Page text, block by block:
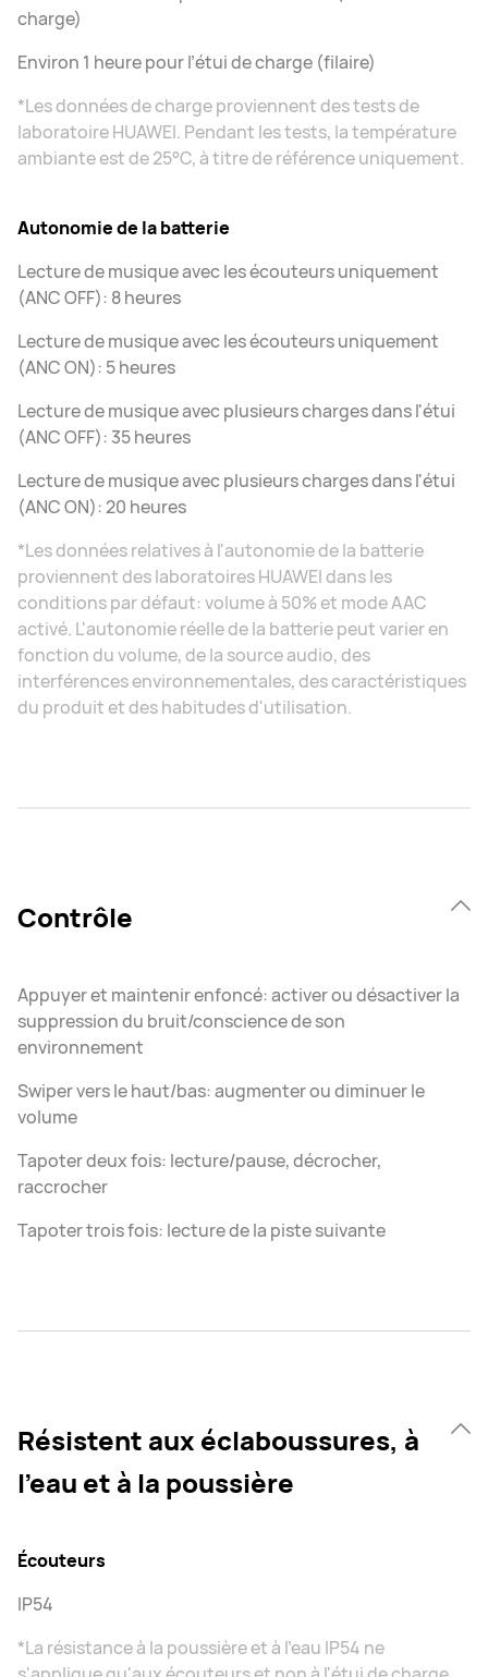
charge)
Environ 1 heure pour l’étui de charge (filaire)
*Les données de charge proviennent des tests de
laboratoire HUAWEI. Pendant les tests, la température
ambiante est de 25°C, à titre de référence uniquement.
Autonomie de la batterie
Lecture de musique avec les écouteurs uniquement
(ANC OFF): 8 heures
Lecture de musique avec les écouteurs uniquement
(ANC ON): 5 heures
Lecture de musique avec plusieurs charges dans l'étui
(ANC OFF): 35 heures
Lecture de musique avec plusieurs charges dans l'étui
(ANC ON): 20 heures
*Les données relatives à l'autonomie de la batterie
proviennent des laboratoires HUAWEI dans les
conditions par défaut: volume à 50% et mode AAC
activé. L'autonomie réelle de la batterie peut varier en
fonction du volume, de la source audio, des
interférences environnementales, des caractéristiques
du produit et des habitudes d'utilisation.
Contrôle
Appuyer et maintenir enfoncé: activer ou désactiver la
suppression du bruit/conscience de son
environnement
Swiper vers le haut/bas: augmenter ou diminuer le
volume
Tapoter deux fois: lecture/pause, décrocher,
raccrocher
Tapoter trois fois: lecture de la piste suivante
Résistent aux éclaboussures, à
l’eau et à la poussière
Écouteurs
IP54
*La résistance à la poussière et à l'eau IP54 ne